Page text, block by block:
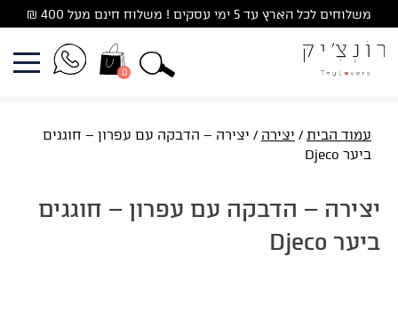
to
content
משלוחים לכל הארץ עד 5 ימי עסקים ! משלוח חינם מעל 400 ₪
0
עמוד הבית/ יצירה / יצירה – הדבקה עם עפרון – חוגגים
ביער Djeco
יצירה – הדבקה עם עפרון – חוגגים
ביער Djeco